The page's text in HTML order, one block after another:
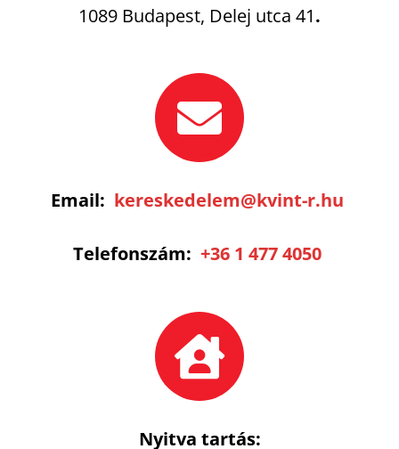
1089 Budapest, Delej utca 41.
Email: kereskedelem@kvint-r.hu
Telefonszám: +36 1 477 4050
Nyitva tartás: